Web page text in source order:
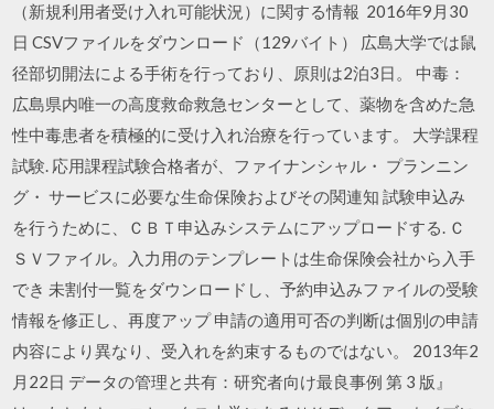
（新規利用者受け入れ可能状況）に関する情報 2016年9月30
日 CSVファイルをダウンロード（129バイト） 広島大学では鼠
径部切開法による手術を行っており、原則は2泊3日。 中毒：
広島県内唯一の高度救命救急センターとして、薬物を含めた急
性中毒患者を積極的に受け入れ治療を行っています。 大学課程
試験. 応用課程試験合格者が、ファイナンシャル・ プランニン
グ・ サービスに必要な生命保険およびその関連知 試験申込み
を行うために、ＣＢＴ申込みシステムにアップロードする. Ｃ
ＳＶファイル。入力用のテンプレートは生命保険会社から入手
でき 未割付一覧をダウンロードし、予約申込みファイルの受験
情報を修正し、再度アップ 申請の適用可否の判断は個別の申請
内容により異なり、受入れを約束するものではない。 2013年2
月22日 データの管理と共有：研究者向け最良事例 第 3 版』